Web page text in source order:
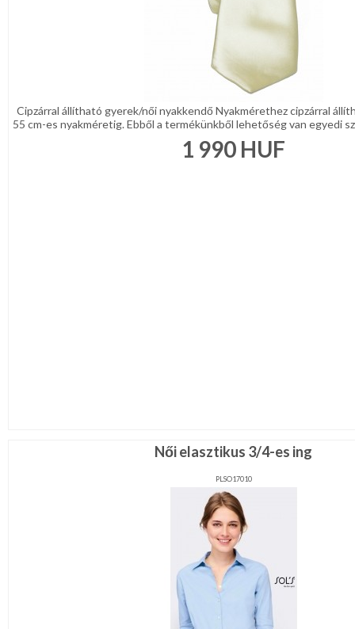
Cipzárral állítható gyerek/női nyakkendő Nyakmérethez cipzárral
55 cm-es nyakméretig. Ebből a termékünkből lehetőség van egyedi
1 990 HUF
Női elasztikus 3/4-es ing
PLSO17010